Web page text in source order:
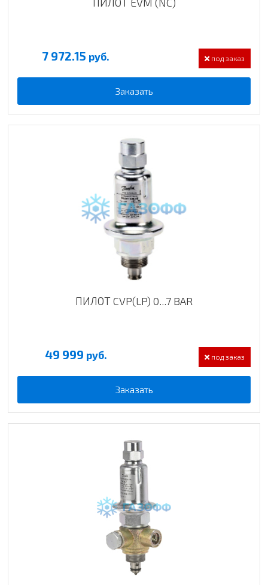
7 972.15 руб. под заказ
Заказать
ПИЛОТ CVP(LP) 0...7 BAR
49 999 руб. под заказ
Заказать